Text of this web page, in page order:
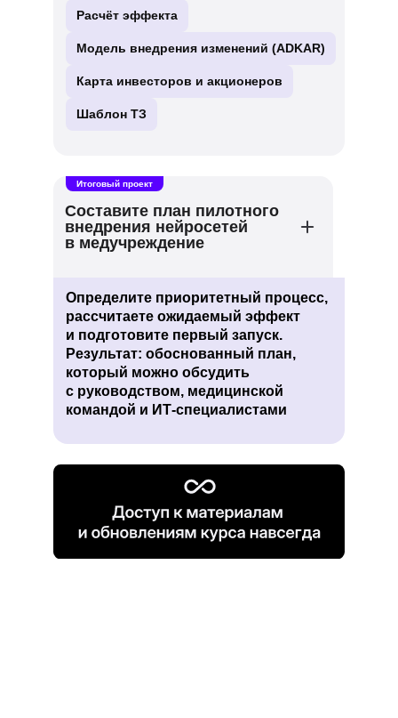
Расчёт эффекта
Модель внедрения изменений (ADKAR)
Карта инвесторов и акционеров
Шаблон ТЗ
Составите план пилотного
внедрения нейросетей
в медучреждение
Итоговый проект
Определите приоритетный процесс,
рассчитаете ожидаемый эффект
и подготовите первый запуск.
Результат: обоснованный план,
который можно обсудить
с руководством, медицинской
командой и ИТ-специалистами